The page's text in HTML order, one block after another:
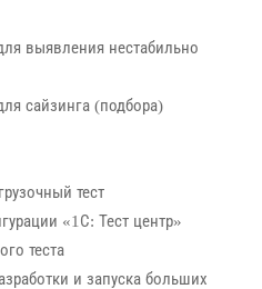
выявления нестабильно
сайзинга (подбора)
тест
«1С: Тест центр»
теста
и запуска больших